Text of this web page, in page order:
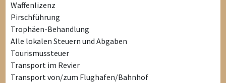
Waffenlizenz
Pirschführung
Trophäen-Behandlung
Alle lokalen Steuern und Abgaben
Tourismussteuer
Transport im Revier
Transport von/zum Flughafen/Bahnhof